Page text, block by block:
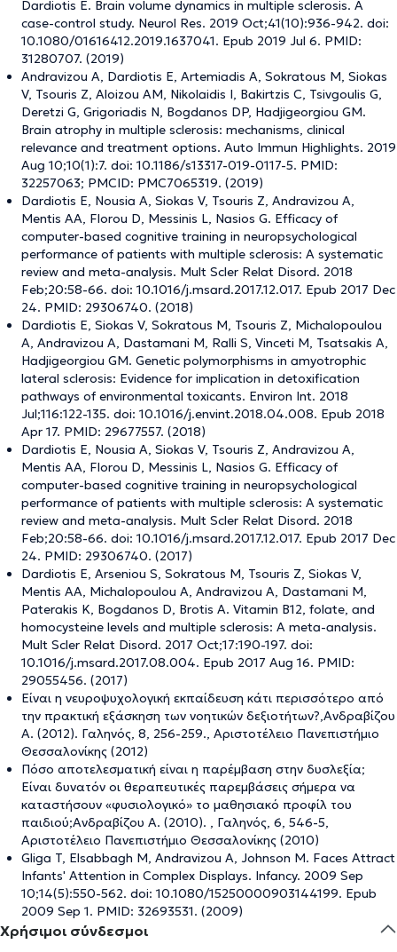
Dardiotis E. Brain volume dynamics in multiple sclerosis. A
case-control study. Neurol Res. 2019 Oct;41(10):936-942. doi:
10.1080/01616412.2019.1637041. Epub 2019 Jul 6. PMID:
31280707. (2019)
Andravizou A, Dardiotis E, Artemiadis A, Sokratous M, Siokas
V, Tsouris Z, Aloizou AM, Nikolaidis I, Bakirtzis C, Tsivgoulis G,
Deretzi G, Grigoriadis N, Bogdanos DP, Hadjigeorgiou GM.
Brain atrophy in multiple sclerosis: mechanisms, clinical
relevance and treatment options. Auto Immun Highlights. 2019
Aug 10;10(1):7. doi: 10.1186/s13317-019-0117-5. PMID:
32257063; PMCID: PMC7065319. (2019)
Dardiotis E, Nousia A, Siokas V, Tsouris Z, Andravizou A,
Mentis AA, Florou D, Messinis L, Nasios G. Efficacy of
computer-based cognitive training in neuropsychological
performance of patients with multiple sclerosis: A systematic
review and meta-analysis. Mult Scler Relat Disord. 2018
Feb;20:58-66. doi: 10.1016/j.msard.2017.12.017. Epub 2017 Dec
24. PMID: 29306740. (2018)
Dardiotis E, Siokas V, Sokratous M, Tsouris Z, Michalopoulou
A, Andravizou A, Dastamani M, Ralli S, Vinceti M, Tsatsakis A,
Hadjigeorgiou GM. Genetic polymorphisms in amyotrophic
lateral sclerosis: Evidence for implication in detoxification
pathways of environmental toxicants. Environ Int. 2018
Jul;116:122-135. doi: 10.1016/j.envint.2018.04.008. Epub 2018
Apr 17. PMID: 29677557. (2018)
Dardiotis E, Nousia A, Siokas V, Tsouris Z, Andravizou A,
Mentis AA, Florou D, Messinis L, Nasios G. Efficacy of
computer-based cognitive training in neuropsychological
performance of patients with multiple sclerosis: A systematic
review and meta-analysis. Mult Scler Relat Disord. 2018
Feb;20:58-66. doi: 10.1016/j.msard.2017.12.017. Epub 2017 Dec
24. PMID: 29306740. (2017)
Dardiotis E, Arseniou S, Sokratous M, Tsouris Z, Siokas V,
Mentis AA, Michalopoulou A, Andravizou A, Dastamani M,
Paterakis K, Bogdanos D, Brotis A. Vitamin B12, folate, and
homocysteine levels and multiple sclerosis: A meta-analysis.
Mult Scler Relat Disord. 2017 Oct;17:190-197. doi:
10.1016/j.msard.2017.08.004. Epub 2017 Aug 16. PMID:
29055456. (2017)
Είναι η νευροψυχολογική εκπαίδευση κάτι περισσότερο από
την πρακτική εξάσκηση των νοητικών δεξιοτήτων?,Aνδραβίζου
Α. (2012). Γαληνός, 8, 256-259., Αριστοτέλειο Πανεπιστήμιο
Θεσσαλονίκης (2012)
Πόσο αποτελεσματική είναι η παρέμβαση στην δυσλεξία;
Είναι δυνατόν οι θεραπευτικές παρεμβάσεις σήμερα να
καταστήσουν «φυσιολογικό» το μαθησιακό προφίλ του
παιδιού;Ανδραβίζου Α. (2010). , Γαληνός, 6, 546-5,
Αριστοτέλειο Πανεπιστήμιο Θεσσαλονίκης (2010)
Gliga T, Elsabbagh M, Andravizou A, Johnson M. Faces Attract
Infants' Attention in Complex Displays. Infancy. 2009 Sep
10;14(5):550-562. doi: 10.1080/15250000903144199. Epub
2009 Sep 1. PMID: 32693531. (2009)
Χρήσιμοι σύνδεσμοι